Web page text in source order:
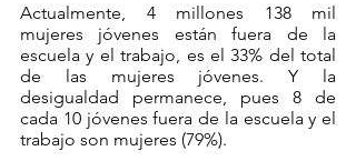
Actualmente, 4 millones 138 mil
mujeres jóvenes están fuera de la
escuela y el trabajo, es el 33% del total
de las mujeres jóvenes. Y la
desigualdad permanece, pues 8 de
cada 10 jóvenes fuera de la escuela y el
trabajo son mujeres (79%).